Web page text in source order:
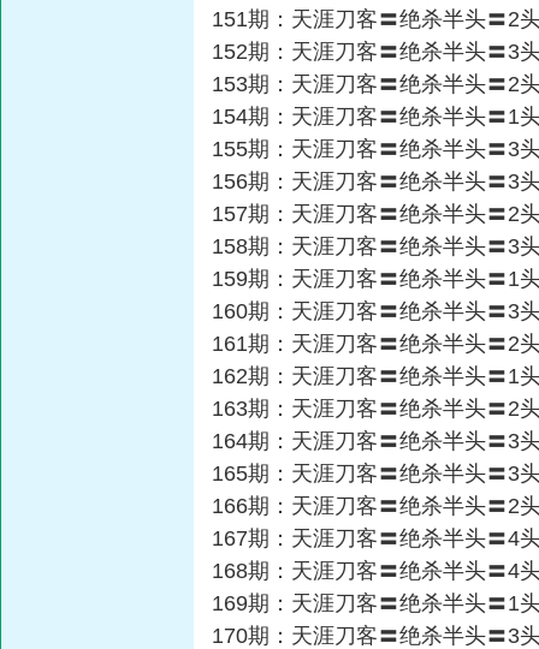
151期：天涯刀客〓绝杀半头〓2
152期：天涯刀客〓绝杀半头〓3
153期：天涯刀客〓绝杀半头〓2
154期：天涯刀客〓绝杀半头〓1
155期：天涯刀客〓绝杀半头〓3
156期：天涯刀客〓绝杀半头〓3
157期：天涯刀客〓绝杀半头〓2
158期：天涯刀客〓绝杀半头〓3
159期：天涯刀客〓绝杀半头〓1
160期：天涯刀客〓绝杀半头〓3
161期：天涯刀客〓绝杀半头〓2
162期：天涯刀客〓绝杀半头〓1
163期：天涯刀客〓绝杀半头〓2
164期：天涯刀客〓绝杀半头〓3
165期：天涯刀客〓绝杀半头〓3
166期：天涯刀客〓绝杀半头〓2
167期：天涯刀客〓绝杀半头〓4
168期：天涯刀客〓绝杀半头〓4
169期：天涯刀客〓绝杀半头〓1
170期：天涯刀客〓绝杀半头〓3